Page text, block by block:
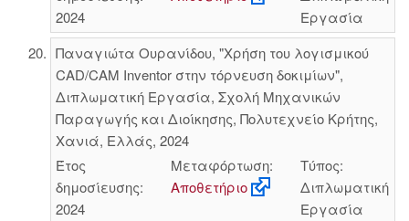
2024
Εργασία
Παναγιώτα Ουρανίδου, "Χρήση του λογισμικού
CAD/CAM Inventor στην τόρνευση δοκιμίων",
Διπλωματική Εργασία, Σχολή Μηχανικών
Παραγωγής και Διοίκησης, Πολυτεχνείο Κρήτης,
Χανιά, Ελλάς, 2024
Έτος
δημοσίευσης:
2024
Μεταφόρτωση:
Αποθετήριο
Τύπος:
Διπλωματική
Εργασία